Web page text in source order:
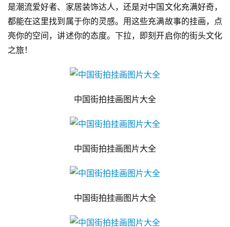
是潮流爱好者、家居装饰达人，还是对中国文化充满好奇，
都能在这里找到属于你的灵感。用这些充满故事的挂画，点
亮你的空间，讲述你的态度。下拉，即刻开启你的街头文化
之旅！
中国街拍挂画图片大全
中国街拍挂画图片大全
中国街拍挂画图片大全